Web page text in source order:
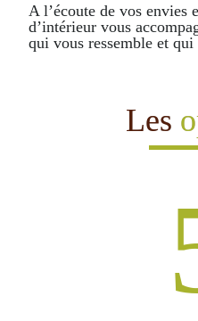
A l’écoute de vos envies
d’intérieur vous
qui vous ressemble et qui
Les